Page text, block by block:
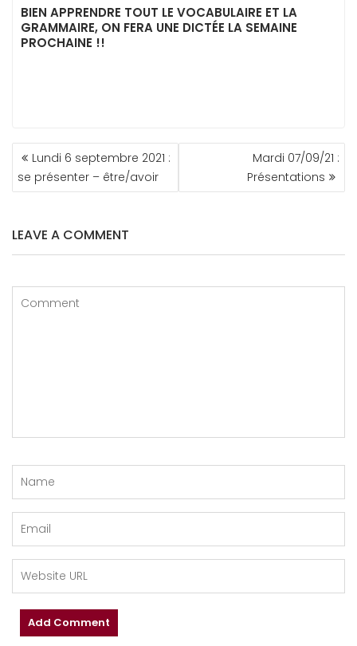
BIEN APPRENDRE TOUT LE VOCABULAIRE ET LA
GRAMMAIRE, ON FERA UNE DICTÉE LA SEMAINE
PROCHAINE !!
NAVIGATION
DE
L’ARTICLE
Lundi 6 septembre 2021 :
se présenter – être/avoir
Mardi 07/09/21 :
Présentations
LEAVE A COMMENT